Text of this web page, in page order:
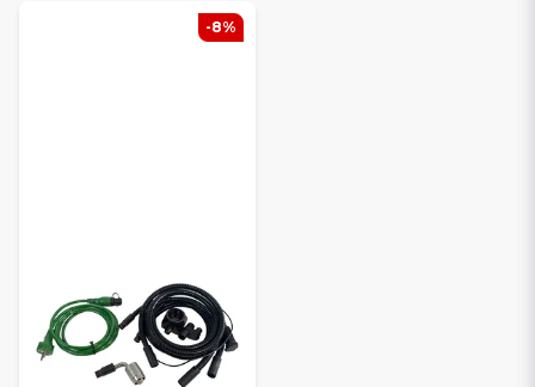
Ota meihin yhteyttä ajoneuvon rekisterinumerolla tai
moottorityypillä, niin autamme sinua löytämään oikean DEFA-
-8%